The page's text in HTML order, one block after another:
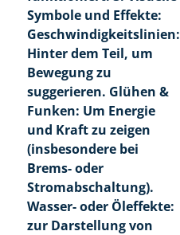
Symbole und Effekte:
Geschwindigkeitslinien:
Hinter dem Teil, um
Bewegung zu
suggerieren. Glühen &
Funken: Um Energie
und Kraft zu zeigen
(insbesondere bei
Brems- oder
Stromabschaltung).
Wasser- oder Öleffekte:
zur Darstellung von